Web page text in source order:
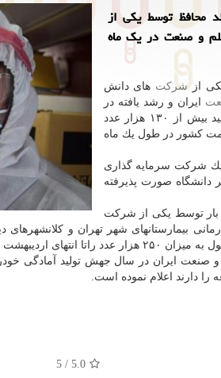
بیش از 130 هزار شیلد محافظ توسط یكی از
و صنعت در یك ماه
ازشركت های دانش
ایران و رشد یافته در
زیست بوم فناوری این دانشگاه، موفق به تولید بیش از ۱۳۰ هزار عدد
كشور در طول یك ماه
شركت سرمایه گذاری
دانشگاه صورت پذیرفته
بار توسط یكی از شركت
بیمارستان­های شهر تهران و
در دستور كار خود دارد.
صنعت ایران در سال جهش تولید آمادگی
را دارند اعلام نموده است.
5.0
/
5